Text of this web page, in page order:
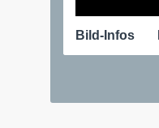
Bild-Infos